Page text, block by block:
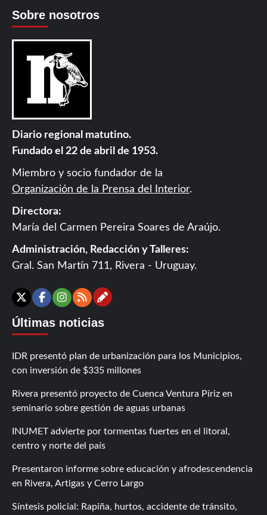
Sobre nosotros
Diario regional matutino.
Fundado el 22 de abril de 1953.
Miembro y socio fundador de la
Organización de la Prensa del Interior.
Directora:
María del Carmen Pereira Soares de Araújo.
Administración, Redacción y Talleres:
Gral. San Martín 711, Rivera - Uruguay.
X Facebook
Instagram
RSSContáctanos
Últimas noticias
IDR presentó plan de urbanización para los Municipios,
con inversión de $335 millones
Rivera presentó proyecto de Cuenca Ventura Píriz en
seminario sobre gestión de aguas urbanas
INUMET advierte por tormentas fuertes en el litoral,
centro y norte del país
Presentaron informe sobre educación y afrodescendencia
en Rivera, Artigas y Cerro Largo
Síntesis policial: Rapiña, hurtos, accidente de tránsito,